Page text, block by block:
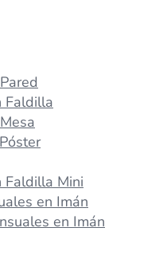
Faldilla
Faldilla Mini
en Imán
en Imán